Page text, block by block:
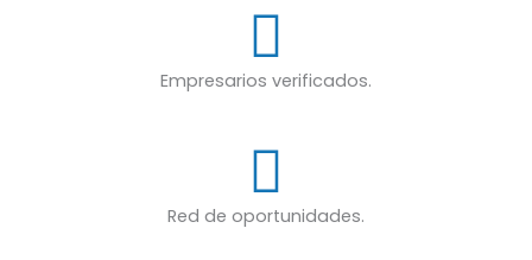
Empresarios verificados.
Red de oportunidades.